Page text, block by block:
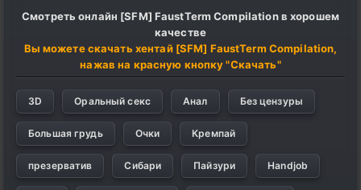
Смотреть онлайн [SFM] FaustTerm Compilation в хорошем
качестве
Вы можете скачать хентай [SFM] FaustTerm Compilation,
нажав на красную кнопку "Скачать"
3D Оральный секс Анал Без цензуры
Большая грудь Очки Кремпай
презерватив Сибари Пайзури Handjob